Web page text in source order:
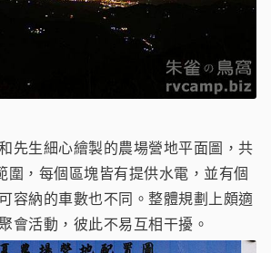
先生細心繪製的農場營地平面圖，共
圍，每個區塊皆有提供水電，並有個
容納的車數也不同。整體規劃上頗適
會活動，彼此不易互相干擾。